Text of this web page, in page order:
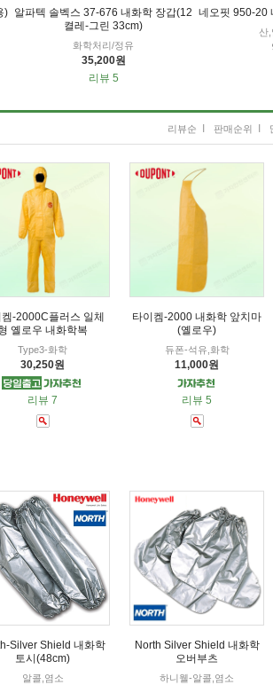
) 알파텍 솔벡스 37-676 내화학 장갑(12
켤레-그린 33cm)
화학처리/정유
35,200원
리뷰 5
네오핏 950-20
산,
리뷰순 판매순위
-2000C플러스 일체
옐로우 내화학복
Type3-화학
30,250원
리뷰 7
타이켐-2000 내화학 앞치마
(옐로우)
듀폰-석유,화학
11,000원
리뷰 5
Silver Shield 내화학
토시(48cm)
알콜,염소
North Silver Shield 내화학
오버부츠
하니웰-알콜,염소